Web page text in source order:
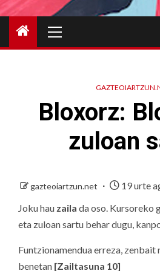
Menu
Bloxorz:
zuloan
gazteoiartzun.net 19 urte
Joku hau zaila da oso. Kursoreko
eta zuloan sartu behar dugu,
Funtzionamendua erreza, zenbait
benetan [Zailtasuna 10]